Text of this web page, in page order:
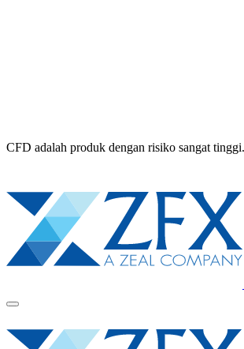
CFD adalah produk dengan risiko sangat